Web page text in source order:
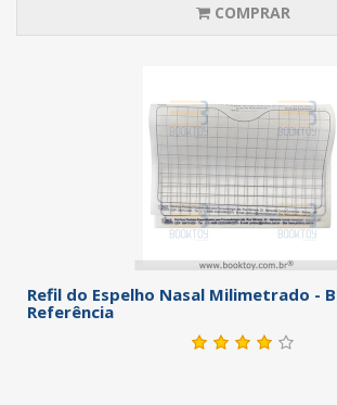
COMPRAR
Refil do Espelho Nasal Milimetrado -
Referência